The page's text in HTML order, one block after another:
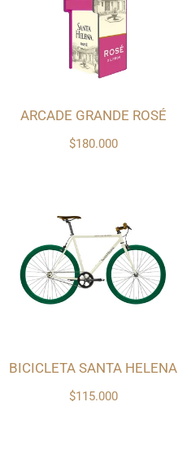
$180.000
ARCADE GRANDE ROSÉ
$115.000
BICICLETA SANTA HELENA